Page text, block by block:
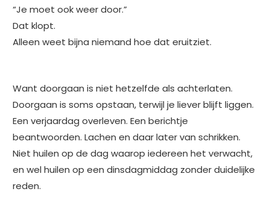
“Je moet ook weer door.”
Dat klopt.
Alleen weet bijna niemand hoe dat eruitziet.
Want doorgaan is niet hetzelfde als achterlaten.
Doorgaan is soms opstaan, terwijl je liever blijft liggen.
Een verjaardag overleven. Een berichtje
beantwoorden. Lachen en daar later van schrikken.
Niet huilen op de dag waarop iedereen het verwacht,
en wel huilen op een dinsdagmiddag zonder duidelijke
reden.